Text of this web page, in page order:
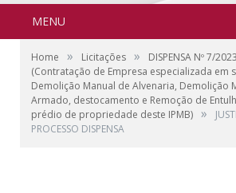
MENU
Home » Licitações »
DISPENSA Nº 7/
(Contratação de Empresa especializada em
Demolição Manual de Alvenaria, Demolição
Armado, destocamento e Remoção de
prédio de propriedade deste IPMB) »
PROCESSO DISPENSA